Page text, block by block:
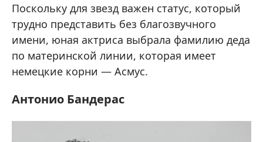
Поскольку для звезд важен статус, который
трудно представить без благозвучного
имени, юная актриса выбрала фамилию деда
по материнской линии, которая имеет
немецкие корни — Асмус.
Антонио Бандерас